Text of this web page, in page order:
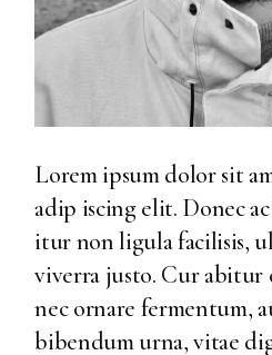
Lorem ipsum dolor sit
adip iscing elit. Donec
itur non ligula facilisis,
viverra justo. Cur abitur
nec ornare fermentum,
bibendum urna, vitae